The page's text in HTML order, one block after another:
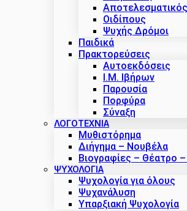
Οιδίπους
Ψυχής Δρόμοι
Παιδικά
Πρακτoρεύσεις
Αυτοεκδόσεις
Ι.Μ. Ιβήρων
Παρουσία
Πορφύρα
Σύναξη
ΛΟΓΟΤΕΧΝΙΑ
Μυθιστόρημα
Διήγημα – Νουβέλα
Βιογραφίες – Θέατρο
ΨΥΧΟΛΟΓΙΑ
Ψυχολογία για όλους
Ψυχανάλυση
Υπαρξιακή Ψυχολογία